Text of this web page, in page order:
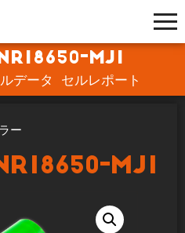
MJ1
データ セルレポート
ー
MJ1